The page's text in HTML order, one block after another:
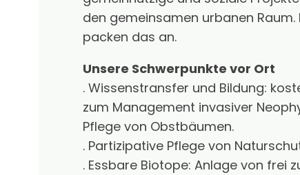
den gemeinsamen urbanen
packen das an.
Unsere Schwerpunkte vor Ort
. Wissenstransfer und Bildung:
zum Management invasiver
Pflege von Obstbäumen.
. Partizipative Pflege von
. Essbare Biotope: Anlage von frei